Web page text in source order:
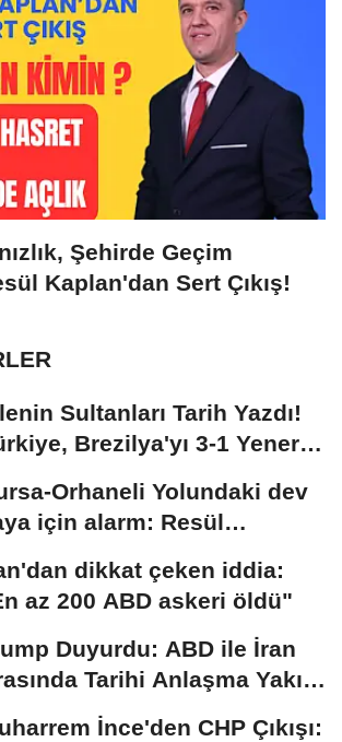
Şehirde Geçim
Kaplan'dan Sert Çıkış!
Sultanları Tarih Yazdı!
Brezilya'yı 3-1 Yenerek
Orhaneli Yolundaki dev
için alarm: Resül
yetkililere...
dikkat çeken iddia:
az 200 ABD askeri öldü"
Duyurdu: ABD ile İran
Tarihi Anlaşma Yakın!
İnce'den CHP Çıkışı: